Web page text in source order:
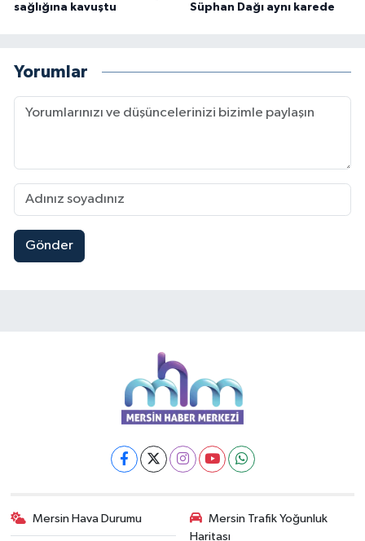
sağlığına kavuştu
Süphan Dağı aynı karede
Yorumlar
Gönder
Mersin Hava Durumu
Mersin Trafik Yoğunluk
Haritası